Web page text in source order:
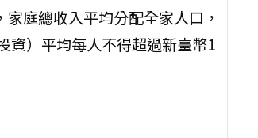
庭總收入平均分配全家人口，
資）平均每人不得超過新臺幣1